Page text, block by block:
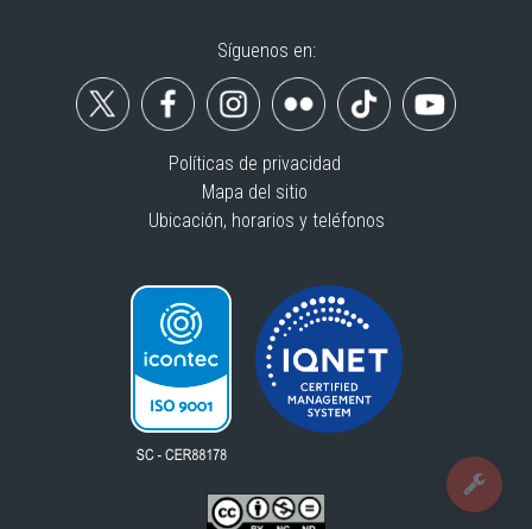
Síguenos en:
Políticas de privacidad
Mapa del sitio
Ubicación, horarios y teléfonos